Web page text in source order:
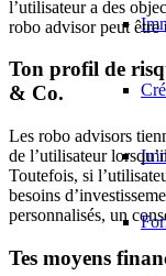
l’utilisateur a des
robo advisor peut
Ton profil de
& Co.
Les robo advisors
de l’utilisateur
Toutefois, si
besoins
personnalisés, un
Tes moyens